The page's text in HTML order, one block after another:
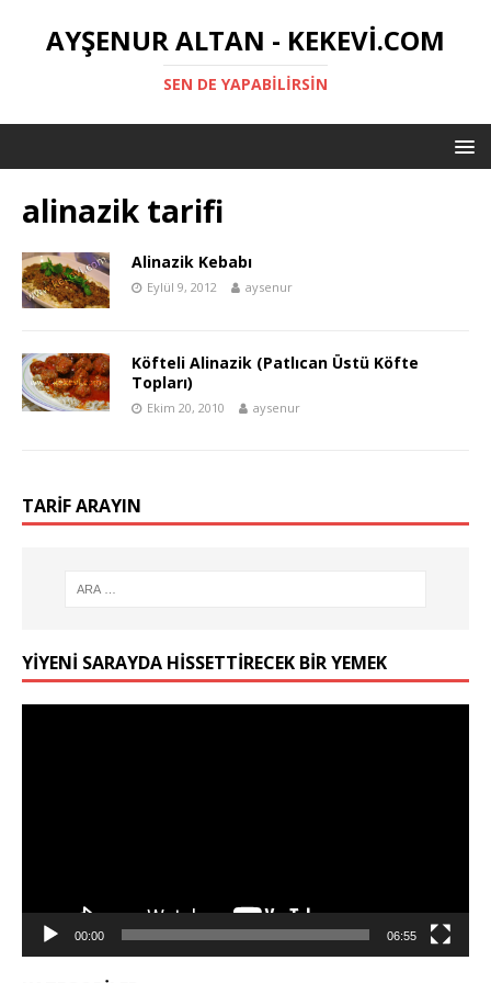
AYŞENUR ALTAN - KEKEVI.COM
SEN DE YAPABILIRSIN
alinazik tarifi
Alinazik Kebabı
Eylül 9, 2012 aysenur
Köfteli Alinazik (Patlıcan Üstü Köfte
Topları)
Ekim 20, 2010 aysenur
TARIF ARAYIN
YIYENI SARAYDA HISSETTIRECEK BIR YEMEK
00:00 06:55